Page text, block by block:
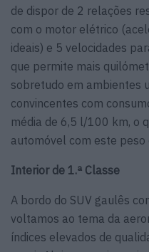
de dispor de 2 relações
com o motor elétrico
ideais) e 5 velocidades
que permite mais
sobretudo em ambientes
convincentes com
média de 6,5 l/100 km, o
automóvel com este
Interior de 1.ª Classe
A bordo do SUV gaulês
voltamos ao tema da
índices elevados de